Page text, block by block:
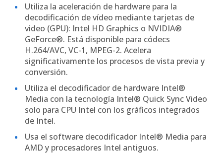
Utiliza la aceleración de hardware para la
decodificación de vídeo mediante tarjetas de
video (GPU): Intel HD Graphics o NVIDIA®
GeForce®. Está disponible para códecs
H.264/AVC, VC-1, MPEG-2. Acelera
significativamente los procesos de vista previa y
conversión.
Utiliza el decodificador de hardware Intel®
Media con la tecnología Intel® Quick Sync Video
solo para CPU Intel con los gráficos integrados
de Intel.
Usa el software decodificador Intel® Media para
AMD y procesadores Intel antiguos.